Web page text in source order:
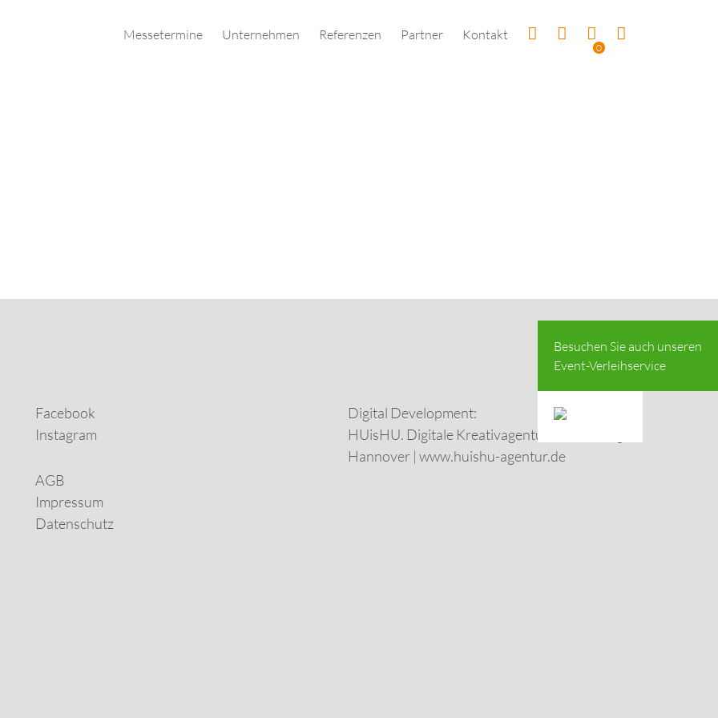
Messetermine Unternehmen Referenzen Partner Kontakt
0
Besuchen Sie auch unseren
Event-Verleihservice
Facebook
Instagram
AGB
Impressum
Datenschutz
Digital Development:
HUisHU. Digitale Kreativagentur in Hamburg &
Hannover | www.huishu-agentur.de